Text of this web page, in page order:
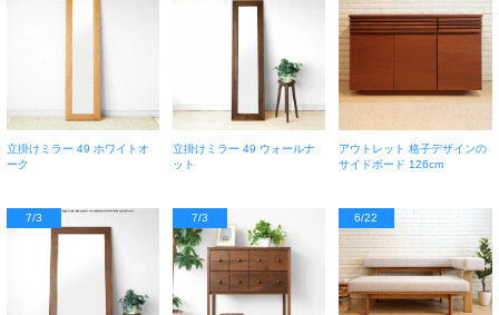
立掛けミラー 49 ホワイトオ
ーク
立掛けミラー 49 ウォールナ
ット
アウトレット 格子デザインの
サイドボード 126cm
7/3 7/3 6/22